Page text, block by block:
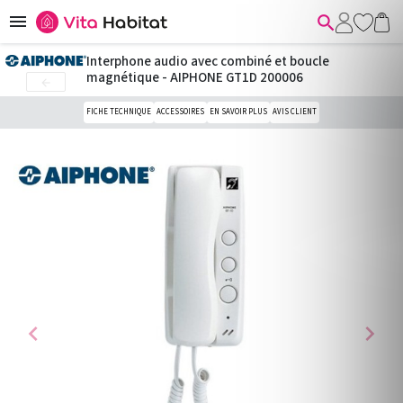
 
chevron_left chevron_right
Interphone audio avec combiné et boucle
magnétique - AIPHONE GT1D 200006
FICHE TECHNIQUE ACCESSOIRES EN SAVOIR PLUS AVIS CLIENT